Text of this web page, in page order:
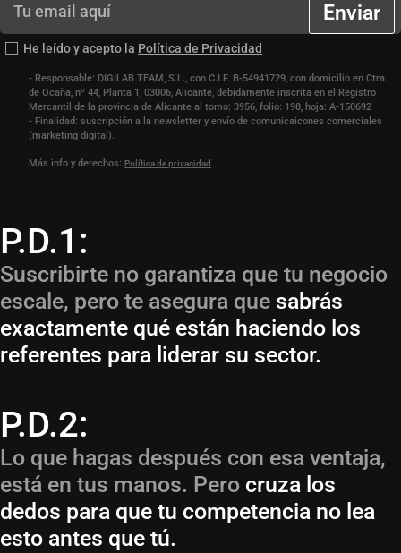
He leído y acepto la Política de Privacidad
- Responsable: DIGILAB TEAM, S.L., con C.I.F. B-54941729, con domicilio en Ctra.
de Ocaña, nº 44, Planta 1, 03006, Alicante, debidamente inscrita en el Registro
Mercantil de la provincia de Alicante al tomo: 3956, folio: 198, hoja: A-150692
- Finalidad: suscripción a la newsletter y envío de comunicaicones comerciales
(marketing digital).
Más info y derechos: Política de privacidad
Enviar
P.D.1:
Suscribirte no garantiza que tu negocio
escale, pero te asegura que sabrás
exactamente qué están haciendo los
referentes para liderar su sector.
P.D.2:
Lo que hagas después con esa ventaja,
está en tus manos. Pero cruza los
dedos para que tu competencia no lea
esto antes que tú.